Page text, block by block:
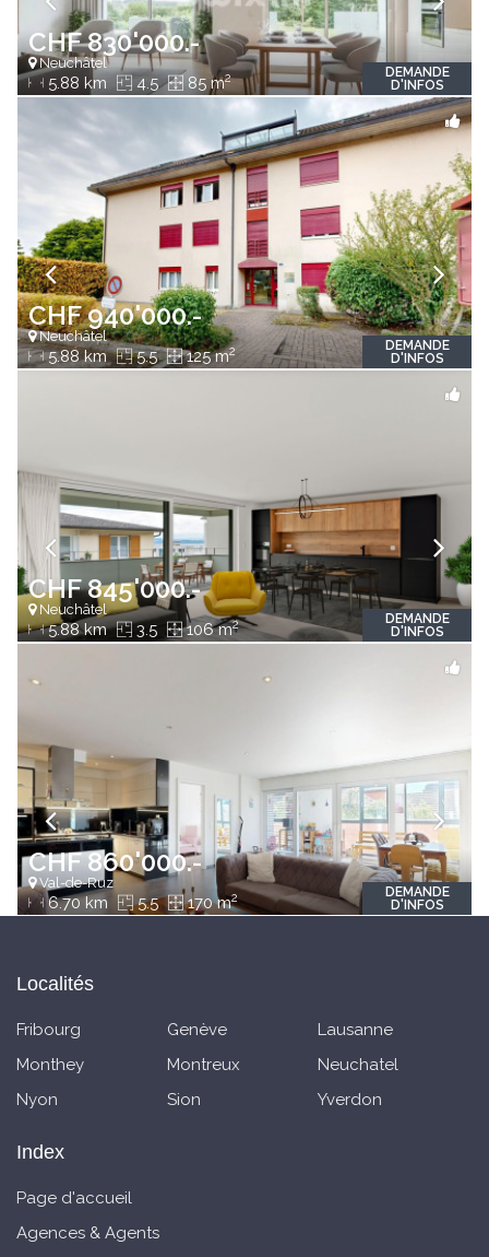
CHF 830'000.-
Neuchâtel
5.88 km 4.5 85 m2
DEMANDE
D'INFOS
CHF 940'000.-
Neuchâtel
5.88 km 5.5 125 m2
DEMANDE
D'INFOS
CHF 845'000.-
Neuchâtel
5.88 km 3.5 106 m2
DEMANDE
D'INFOS
CHF 860'000.-
Val-de-Ruz
6.70 km 5.5 170 m2
DEMANDE
D'INFOS
Localités
Fribourg Genève
Lausanne
Monthey
Montreux
Neuchatel
Nyon
Sion Yverdon
Index
Page d'accueil
Agences & Agents